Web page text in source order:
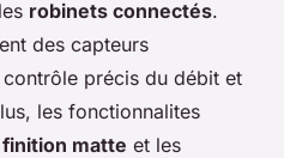
robinets connectés.
des capteurs
précis du débit et
les fonctionnalites
matte et les